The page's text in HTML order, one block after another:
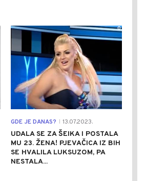
GDE JE DANAS? 13.07.2023.
UDALA SE ZA ŠEIKA I POSTALA
MU 23. ŽENA! PJEVAČICA IZ BIH
SE HVALILA LUKSUZOM, PA
NESTALA...
0